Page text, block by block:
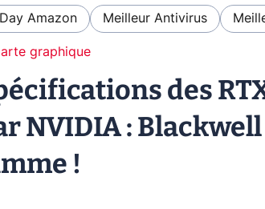
Amazon Meilleur Antivirus
graphique
des
NVIDIA :
!